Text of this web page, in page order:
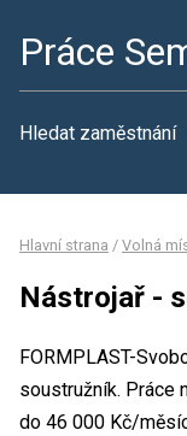
Práce
Hledat zaměstnání
Hlavní strana / Volná
Nástrojař -
FORMPLAST-
soustružník. Práce
do 46 000 Kč/